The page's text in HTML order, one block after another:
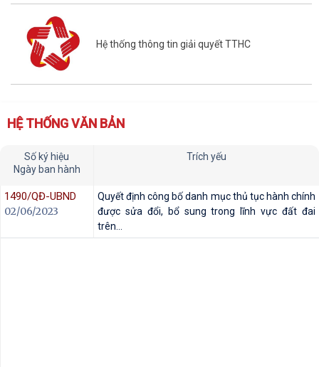
Hệ thống thông tin giải quyết TTHC
HỆ THỐNG VĂN BẢN
Số ký hiệu
Ngày ban hành
1490/QĐ-UBND
02/06/2023
Quyết định công bố danh mục thủ tục hành chính
trên...